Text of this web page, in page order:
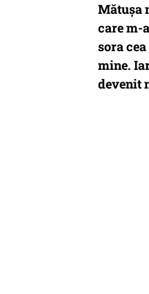
Mătușa
care m-
sora
mine.
devenit